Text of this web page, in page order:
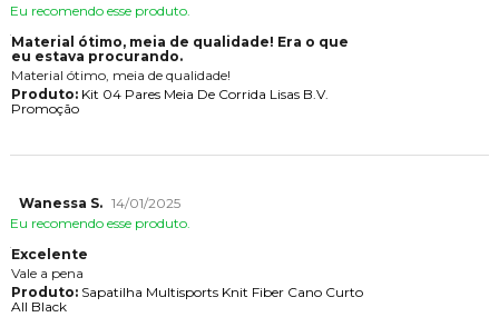
Eu recomendo esse produto.
Material ótimo, meia de qualidade! Era o que
eu estava procurando.
Material ótimo, meia de qualidade!
Produto:Kit 04 Pares Meia De Corrida Lisas B.V.
Promoção
Wanessa S. 14/01/2025
Eu recomendo esse produto.
Excelente
Vale a pena
Produto:Sapatilha Multisports Knit Fiber Cano Curto
All Black